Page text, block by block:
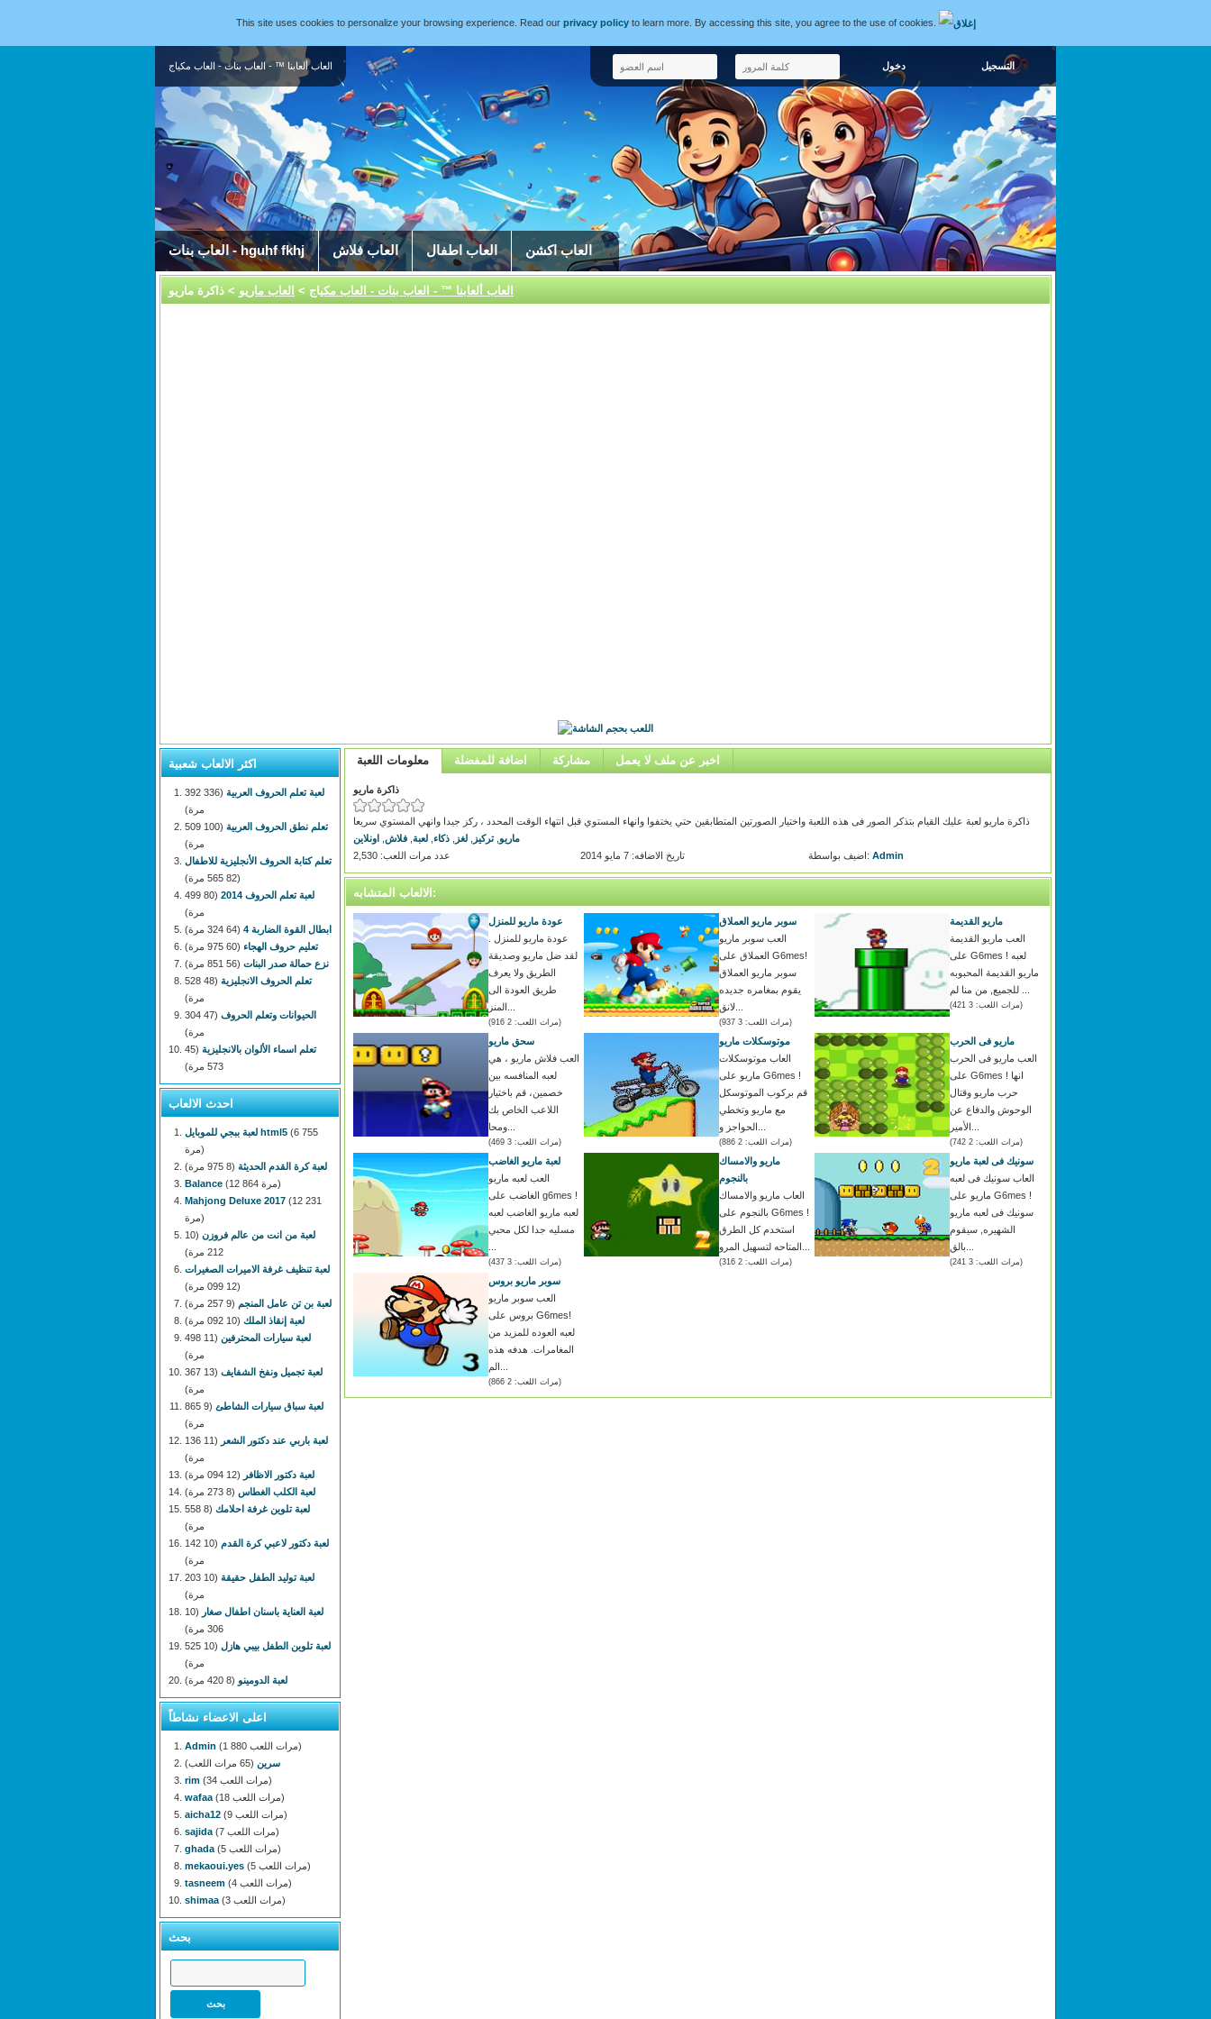
This site uses cookies to personalize your browsing experience. Read our privacy policyto learn more. By accessing this site, you agree to the use of cookies.
العاب ألعابنا ™ - العاب بنات - العاب مكياج التسجيل
العاب بنات - hguhf fkhj العاب فلاش العاب اطفال العاب اكشن
العاب ألعابنا ™ - العاب بنات - العاب مكياج > العاب ماريو > ذاكرة ماريو
معلومات اللعبة اضافة للمفضلة مشاركة اخبر عن ملف لا يعمل
ذاكرة ماريو
ذاكرة ماريو لعبة عليك القيام بتذكر الصور فى هذه اللعبة واختيار الصورتين المتطابقين حتي يختفوا وانهاء المستوي قبل انتهاء الوقت المحدد ، ركز جيدا وانهي المستوي سريعا
ماريو ,تركيز لغز ذكاء لعبة فلاش اونلاين
عدد مرات اللعب: 2,530
تاريخ الاضافه: 7 مايو 2014 اضيف بواسطة: Admin
الالعاب المتشابه:
عودة ماريو للمنزل
عودة ماريو للمنزل .
لقد ضل ماريو وصديقة
الطريق ولا يعرف
طريق العودة الى
(مرات اللعب: 2 916)
سوبر ماريو العملاق
العب سوبر ماريو
العملاق على G6mes!
سوبر ماريو العملاق
يقوم بمغامره جديده
(مرات اللعب: 3 937)
ماريو القديمة
العب ماريو القديمة
على G6mes ! لعبه
ماريو القديمة المحبوبه
(مرات اللعب: 3 421)
سحق ماريو
العب فلاش ماريو ، هي
لعبه المنافسه بين
خصمين، قم باختيار
اللاعب الخاص بك
(مرات اللعب: 3 469)
موتوسكلات ماريو
العاب موتوسكلات
ماريو على G6mes !
قم بركوب الموتوسكل
مع ماريو وتخطي
(مرات اللعب: 2 886)
ماريو فى الحرب
العب ماريو فى الحرب
على G6mes ! انها
حرب ماريو وقتال
الوحوش والدفاع عن
(مرات اللعب: 2 742)
لعبة ماريو الغاضب
العب لعبه ماريو
الغاضب على g6mes !
لعبه ماريو الغاضب لعبه
مسليه جدا لكل محبي
(مرات اللعب: 3 437)
ماريو والامساك
بالنجوم
العاب ماريو والامساك
بالنجوم على G6mes !
استخدم كل الطرق
(مرات اللعب: 2 316)
سونيك فى لعبة ماريو
العاب سونيك فى لعبه
ماريو على G6mes !
سونيك فى لعبه ماريو
الشهيره, سيقوم
(مرات اللعب: 3 241)
سوبر ماريو بروس
العب سوبر ماريو
بروس على G6mes!
لعبه العوده للمزيد من
المغامرات. هدفه هذه
(مرات اللعب: 2 866)
اكثر الالعاب شعبية
لعبة تعلم الحروف العربية
(336 392
مرة)
تعلم نطق الحروف العربية
(100 509
مرة)
تعلم كتابة الحروف الأنجليزية للاطفال
(82 565 مرة)
لعبة تعلم الحروف 2014
(80 499
مرة)
ابطال القوة الضاربة 4
(64 324 مرة)
تعليم حروف الهجاء (60 975 مرة)
نزع حمالة صدر البنات (56 851 مرة)
تعلم الحروف الانجليزية
(48 528
مرة)
الحيوانات وتعلم الحروف
(47 304
مرة)
تعلم اسماء الألوان بالانجليزية (45
573 مرة)
احدث الالعاب
لعبة ببجي للموبايل html5 (6 755
مرة)
لعبة كرة القدم الحديثة (8 975 مرة)
Balance
(12 864 مرة)
Mahjong Deluxe 2017 (12 231
مرة)
لعبة من انت من عالم فروزن (10
212 مرة)
لعبة تنظيف غرفة الاميرات الصغيرات
(12 099 مرة)
لعبة بن تن عامل المنجم (9 257 مرة)
لعبة إنقاذ الملك (10 092 مرة)
لعبة سيارات المحترفين
(11 498
مرة)
لعبة تجميل ونفخ الشفايف
(13 367
مرة)
لعبة سباق سيارات الشاطئ
(9 865
مرة)
لعبة باربي عند دكتور الشعر
(11 136
مرة)
لعبة دكتور الاظافر (12 094 مرة)
لعبة الكلب الغطاس (8 273 مرة)
لعبة تلوين غرفة احلامك
(8 558
مرة)
لعبة دكتور لاعبي كرة القدم
(10 142
مرة)
لعبة توليد الطفل حقيقة
(10 203
مرة)
لعبة العناية باسنان اطفال صغار
(10
306 مرة)
لعبة تلوين الطفل بيبي هازل
(10 525
مرة)
لعبة الدومينو (8 420 مرة)
اعلى الاعضاء نشاطاً
Admin
(1 880 مرات اللعب)
سرين (65 مرات اللعب)
rim
(34 مرات اللعب)
wafaa
(18 مرات اللعب)
aicha12
(9 مرات اللعب)
sajida
(7 مرات اللعب)
ghada
(5 مرات اللعب)
mekaoui.yes
(5 مرات اللعب)
tasneem
(4 مرات اللعب)
shimaa
(3 مرات اللعب)
بحث